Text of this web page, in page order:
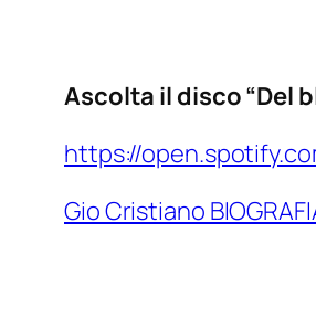
Ascolta il disco “Del
https://
Gio Cristiano